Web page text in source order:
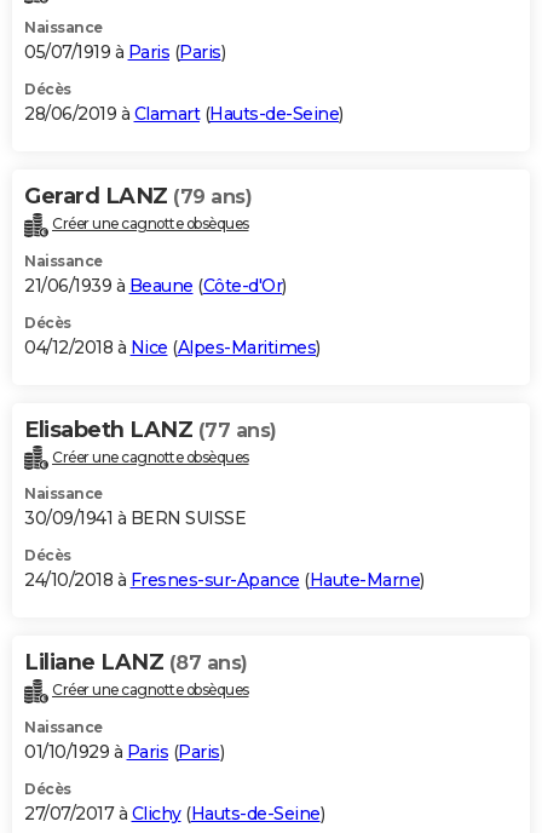
Naissance
05/07/1919 à Paris (Paris)
Décès
28/06/2019 à Clamart(Hauts-de-Seine)
Gerard LANZ (79 ans)
Créer une cagnotte obsèques
Naissance
21/06/1939 à Beaune (Côte-d'Or)
Décès
04/12/2018 à Nice (Alpes-Maritimes)
Elisabeth LANZ (77 ans)
Créer une cagnotte obsèques
Naissance
30/09/1941 à BERN SUISSE
Décès
24/10/2018 à Fresnes-sur-Apance (Haute-Marne)
Liliane LANZ (87 ans)
Créer une cagnotte obsèques
Naissance
01/10/1929 à Paris (Paris)
Décès
27/07/2017 à Clichy(Hauts-de-Seine)